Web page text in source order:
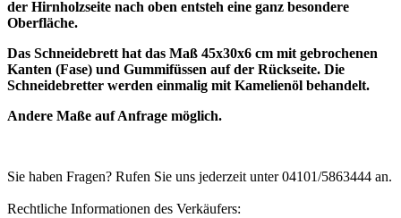
der Hirnholzseite nach oben entsteh eine ganz besondere
Oberfläche.
Das Schneidebrett hat das Maß 45x30x6 cm mit gebrochenen
Kanten (Fase) und Gummifüssen auf der Rückseite. Die
Schneidebretter werden einmalig mit Kamelienöl behandelt.
Andere Maße auf Anfrage möglich.
Sie haben Fragen? Rufen Sie uns jederzeit unter 04101/5863444 an.
Rechtliche Informationen des Verkäufers: